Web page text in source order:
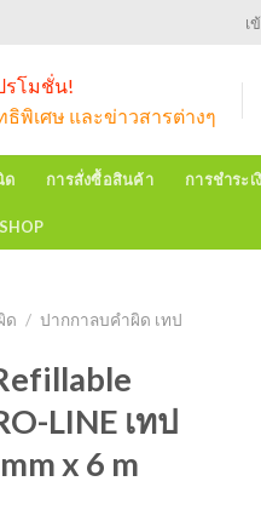
เ
รโมชั่น!
ธิพิเศษ และข่าวสารต่างๆ
ด การสั่งซื้อสินค้า การชำระเ
ด / ปากกาลบคำผิด เทป
LINE เทป
x 6 m